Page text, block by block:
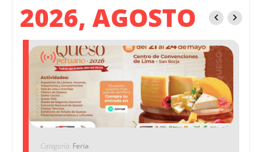
2026, AGOSTO
Categoría Feria